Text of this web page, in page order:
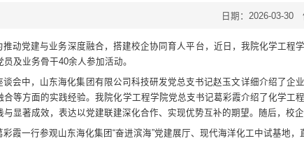
日期：2026-03-30
推动党建与业务深度融合，搭建校企协同育人平台，近日，我院化学工程
员及业务骨干40余人参加活动。
谈会中，山东海化集团有限公司科技研发党总支书记赵玉文详细介绍了
合等方面的实践经验。我院化学工程学院党总支书记葛彩霞介绍了化学
与显著成效，表达以党建联建深化合作、实现优势互补的期望。随后，校
彩霞一行参观山东海化集团“奋进滨海”党建展厅、现代海洋化工中试基地